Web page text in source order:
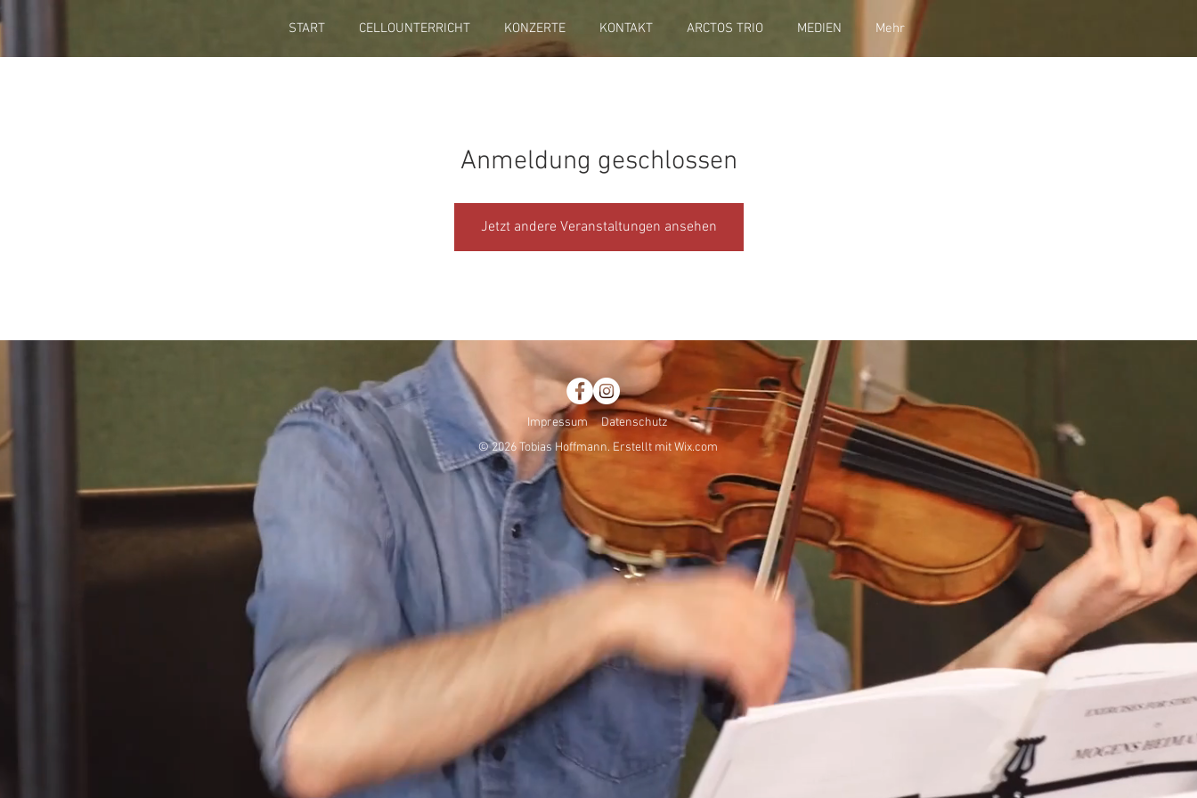
START CELLOUNTERRICHT KONZERTE KONTAKT ARCTOS TRIO MEDIEN Mehr
Anmeldung geschlossen
Jetzt andere Veranstaltungen ansehen
Impressum
Datenschutz
© 2026 Tobias Hoffmann. Erstellt mitWix.com